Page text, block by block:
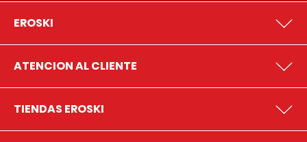
EROSKI
ATENCION AL CLIENTE
TIENDAS EROSKI